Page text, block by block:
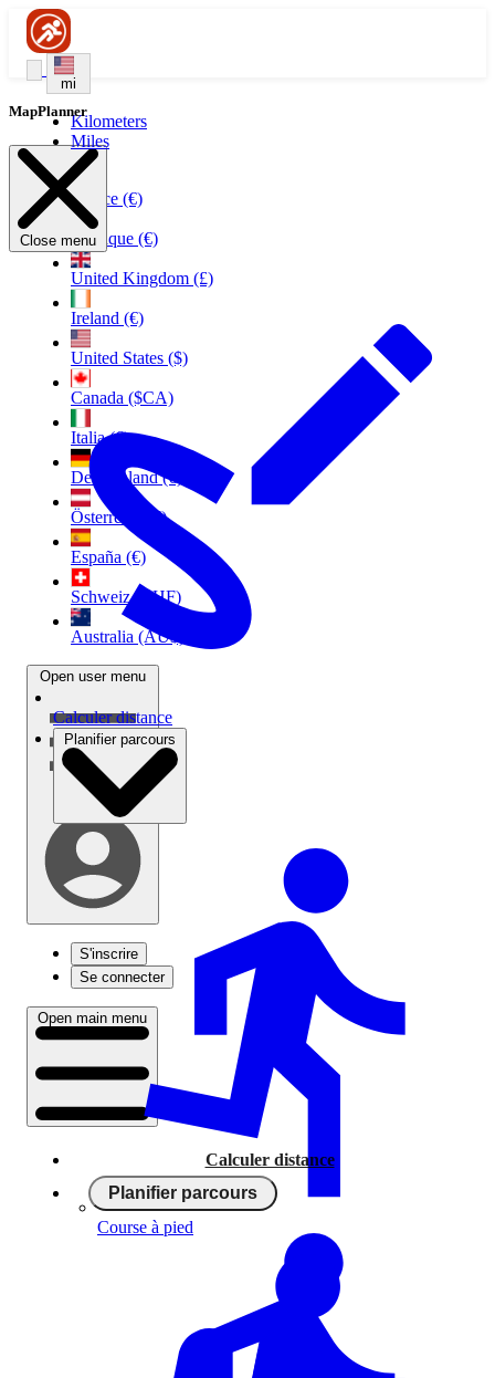
mi
Kilometers
Miles
France (€)
Belgique (€)
United Kingdom (£)
Ireland (€)
United States ($)
Canada ($CA)
Italia (€)
Deutschland (€)
Österreich (€)
España (€)
Schweiz (CHF)
Australia (AU$)
Open user menu
S'inscrire
Se connecter
Open main menu
Calculer distance
Planifier parcours
MapPlanner
Close menu
Calculer distance
Planifier parcours
Course à pied